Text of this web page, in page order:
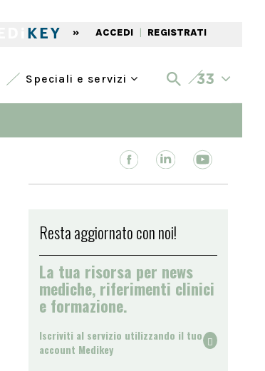
» ACCEDI | REGISTRATI
Speciali e servizi
Resta aggiornato con noi!
La tua risorsa per news
mediche, riferimenti clinici
e formazione.
Iscriviti al servizio utilizzando il tuo
account Medikey